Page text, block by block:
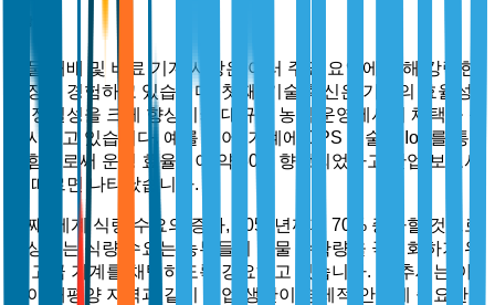
식물 재배 및 비료 기계 시장은 여러 주요 요인에 의해 강력한
성장을 경험하고 있습니다. 첫째, 기술 혁신은 기계의 효율성
과 정밀성을 크게 향상시켜 대규모 농업 운영에서의 채택을 증
가시키고 있습니다. 예를 들어, 기계에 GPS 기술과 IoT를 통
합함으로써 운영 효율성이 약 30% 향상되었다고 산업 보고서
에 따르면 나타났습니다.
둘째, 세계 식량 수요의 증가, 2050년까지 70% 증가할 것으로
예상되는 식량 수요는 농부들이 작물 수확량을 극대화하기 위
해 고급 기계를 채택하도록 강요하고 있습니다. 이 추세는 아
시아 태평양 지역과 같이 농업 생산이 경제적 안정에 중요한